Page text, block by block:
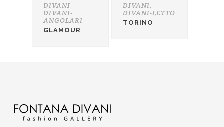
DIVANI,
DIVANI-
ANGOLARI
GLAMOUR
DIVANI,
DIVANI-LETTO
TORINO